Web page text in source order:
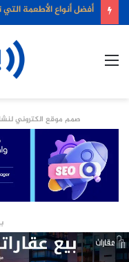
صمم موقع الكتروني